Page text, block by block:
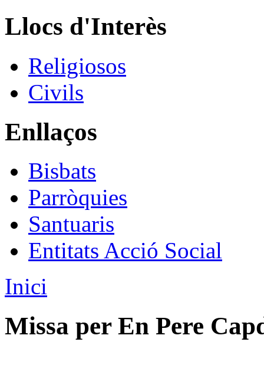
Llocs d'Interès
Religiosos
Civils
Enllaços
Bisbats
Parròquies
Santuaris
Entitats Acció Social
Inici
Missa per En Pere